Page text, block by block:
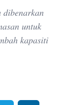
untuk
kapasiti